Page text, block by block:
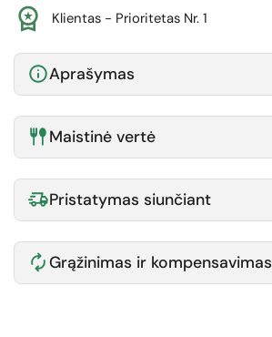
Klientas - Prioritetas Nr. 1
Aprašymas
Maistinė vertė
Pristatymas siunčiant
Grąžinimas ir kompensavimas